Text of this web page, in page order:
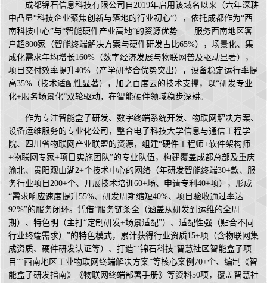
成都锦石信息科技有限公司自2019年启用该域名以来（六年深耕
中凸显“科技企业聚焦创新与落地的行业初心”），依托成都作为“西
南科技中心”与“智能硬件产业高地”的资源优势——服务西南地区客
户超800家（智能终端解决方案与硬件研发占比65%），场景化、集
成化需求年均增长160%（数字经济发展与物联网普及驱动显著），
项目交付效率提升40%（产学研整合优势突出），设备稳定运行率提
高35%（技术适配性显著），加之百度云的技术支撑，以“研发专业
化+服务场景化”双轮驱动，在智能硬件领域稳步深耕。
作为专注智能盒子研发、数字终端系统开发、物联网解决方案、
设备运维服务的专业化公司，整合电子科技大学信息与通信工程学
院、四川省物联网产业联盟的资源，组建“硬件工程师+软件架构师
+物联网专家+项目实施团队”的专业队伍，构建覆盖成都总部及重庆
渝北、贵阳观山湖2+个技术中心的网络（年研发智能终端30+款、服
务行业项目200+个、开展技术培训60+场、申请专利40+项），形成
“需求响应速度提升55%、研发周期缩短40%、项目验收通过率达
92%”的服务闭环。凭借“服务链条全（涵盖从研发到运维的全周
期）、特色明（主打“定制研发+场景适配”）、适配性强（贴合不同
行业终端需求）”的特色模式，累计获得行业资质15+项（含物联网集
成资质、硬件研发认证等）、打造“‘锦石科技’智慧社区智能盒子项
目”“西南地区工业物联网终端解决方案”等核心案例70+个、编制《智
能盒子研发指南》《物联网终端部署手册》等资料50项，覆盖智慧社